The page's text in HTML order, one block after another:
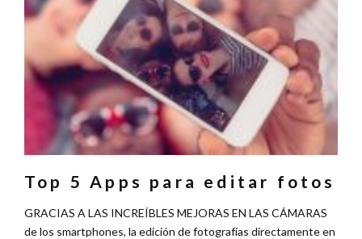
Top 5 Apps para editar fotos
GRACIAS A LAS INCREÍBLES MEJORAS EN LAS CÁMARAS
de los smartphones, la edición de fotografías directamente en